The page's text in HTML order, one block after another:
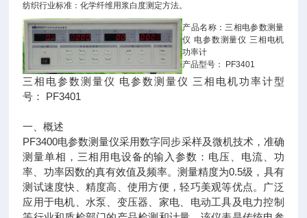
纺织行业标准：化学纤维用浆白度测定方法。
产品名称：三相电参数测量
仪 电参数测量仪 三相电机
功率计
产品型号： PF3401
三相电参数测量仪 电参数测量仪 三相电机功率计型
号： PF3401
一、概述
PF3400电参数测量仪采用数字同步采样及微机技术，准确
测量单相，三相用电设备的输入参数：电压、电流、功
率、功率因数的真有效值及频率。测量精度为0.5级，具有
测试速度快、精度高、使用方便，轻巧美观等优点。广泛
应用于电机、水泵、变压器、家电、电动工具及电力控制